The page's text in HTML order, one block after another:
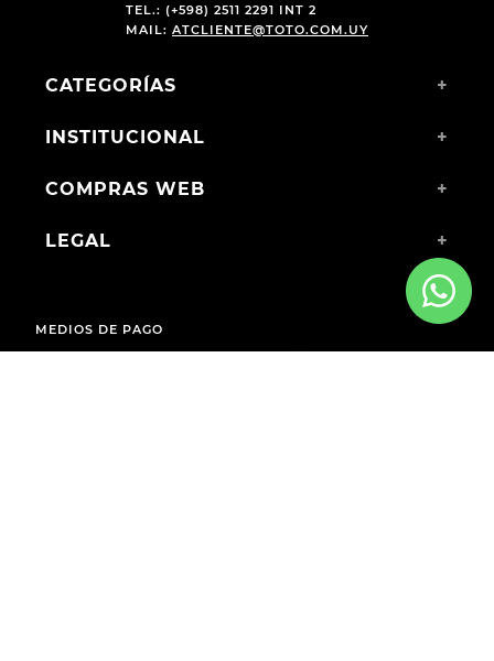
TEL.: (+598) 2511 2291 INT 2
MAIL: ATCLIENTE@TOTO.COM.UY
CATEGORÍAS +
INSTITUCIONAL +
COMPRAS WEB +
LEGAL +
MEDIOS DE PAGO